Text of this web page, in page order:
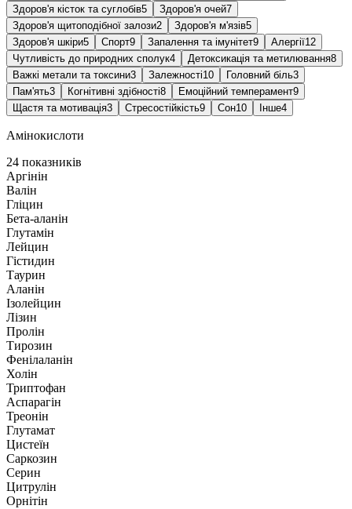
Здоров'я кісток та суглобів5 Здоров'я очей7
Здоров'я щитоподібної залози2 Здоров'я м'язів5
Здоров'я шкіри5 Спорт9 Запалення та імунітет9 Алергії12
Чутливість до природних сполук4 Детоксикація та метилювання8
Важкі метали та токсини3 Залежності10 Головний біль3
Пам'ять3 Когнітивні здібності8 Емоційний темперамент9
Щастя та мотивація3 Стресостійкість9 Сон10 Інше4
Амінокислоти
24 показників
Аргінін
Валін
Гліцин
Бета-аланін
Глутамін
Лейцин
Гістидин
Таурин
Аланін
Ізолейцин
Лізин
Пролін
Тирозин
Фенілаланін
Холін
Триптофан
Аспарагін
Треонін
Глутамат
Цистеїн
Саркозин
Серин
Цитрулін
Орнітін